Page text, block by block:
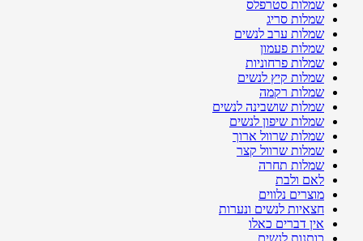
שמלות סטרפלס
שמלות סריג
שמלות ערב לנשים
שמלות פעמון
שמלות פרחוניות
שמלות קיץ לנשים
שמלות רקמה
שמלות שושבינה לנשים
שמלות שיפון לנשים
שמלות שרוול ארוך
שמלות שרוול קצר
שמלות תחרה
לאם ולבת
מוצרים נלווים
חצאיות לנשים ונערות
אין דברים כאלו
כותנות לנשים